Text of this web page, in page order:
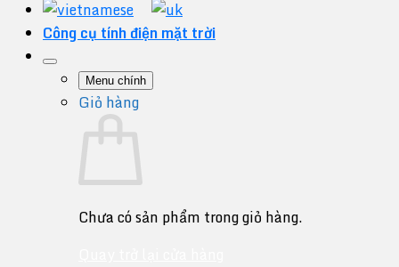
Công cụ tính điện mặt trời
Menu chính
Giỏ hàng
Chưa có sản phẩm trong giỏ hàng.